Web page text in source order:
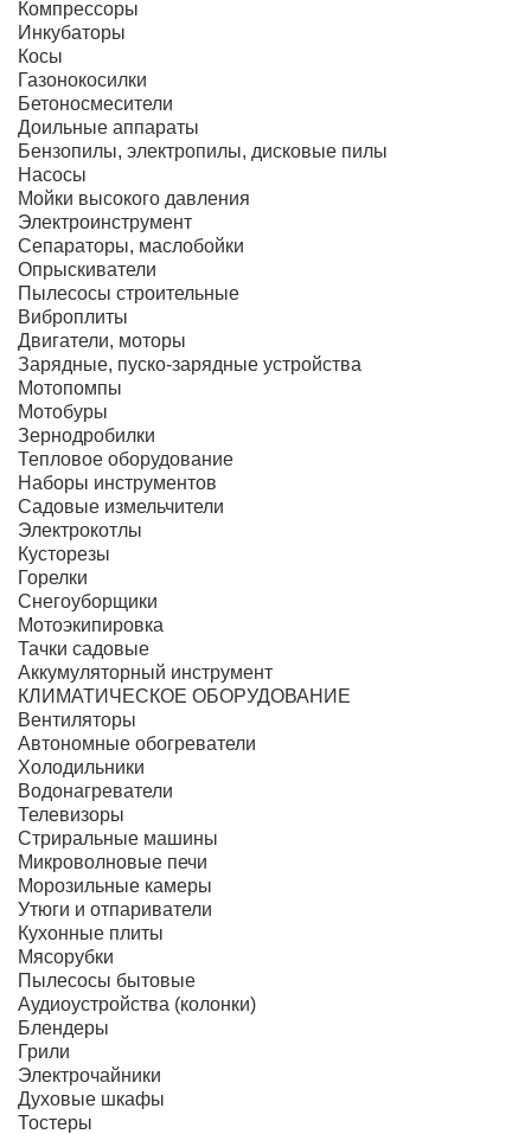
Компрессоры
Инкубаторы
Косы
Газонокосилки
Бетоносмесители
Доильные аппараты
Бензопилы, электропилы, дисковые пилы
Насосы
Мойки высокого давления
Электроинструмент
Сепараторы, маслобойки
Опрыскиватели
Пылесосы строительные
Виброплиты
Двигатели, моторы
Зарядные, пуско-зарядные устройства
Мотопомпы
Мотобуры
Зернодробилки
Тепловое оборудование
Наборы инструментов
Садовые измельчители
Электрокотлы
Кусторезы
Горелки
Снегоуборщики
Мотоэкипировка
Тачки садовые
Аккумуляторный инструмент
КЛИМАТИЧЕСКОЕ ОБОРУДОВАНИЕ
Вентиляторы
Автономные обогреватели
Холодильники
Водонагреватели
Телевизоры
Стриральные машины
Микроволновые печи
Морозильные камеры
Утюги и отпариватели
Кухонные плиты
Мясорубки
Пылесосы бытовые
Аудиоустройства (колонки)
Блендеры
Грили
Электрочайники
Духовые шкафы
Тостеры